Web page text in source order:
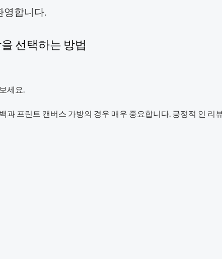
영합니다.
선택하는 방법
세요.
프린트 캔버스 가방의 경우 매우 중요합니다. 긍정적 인 리